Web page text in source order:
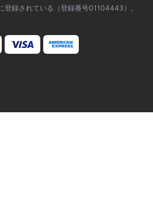
登録されている（登録番号01104443）。